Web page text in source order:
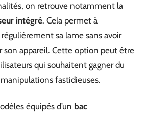
on retrouve notamment la
intégré. Cela permet à
régulièrement sa lame sans avoir
son appareil. Cette option peut être
qui souhaitent gagner du
fastidieuses.
équipés d’un bac